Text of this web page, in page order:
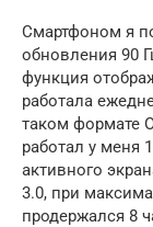
Смартфоном я
обновления 90
функция
работала
таком формате
работал у меня
активного
3.0, при
продержался 8